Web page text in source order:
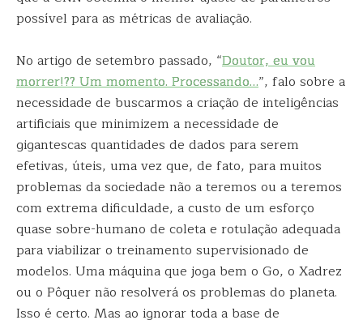
possível para as métricas de avaliação.
No artigo de setembro passado, “Doutor, eu vou
morrer!?? Um momento. Processando…”, falo sobre a
necessidade de buscarmos a criação de inteligências
artificiais que minimizem a necessidade de
gigantescas quantidades de dados para serem
efetivas, úteis, uma vez que, de fato, para muitos
problemas da sociedade não a teremos ou a teremos
com extrema dificuldade, a custo de um esforço
quase sobre-humano de coleta e rotulação adequada
para viabilizar o treinamento supervisionado de
modelos. Uma máquina que joga bem o Go, o Xadrez
ou o Pôquer não resolverá os problemas do planeta.
Isso é certo. Mas ao ignorar toda a base de